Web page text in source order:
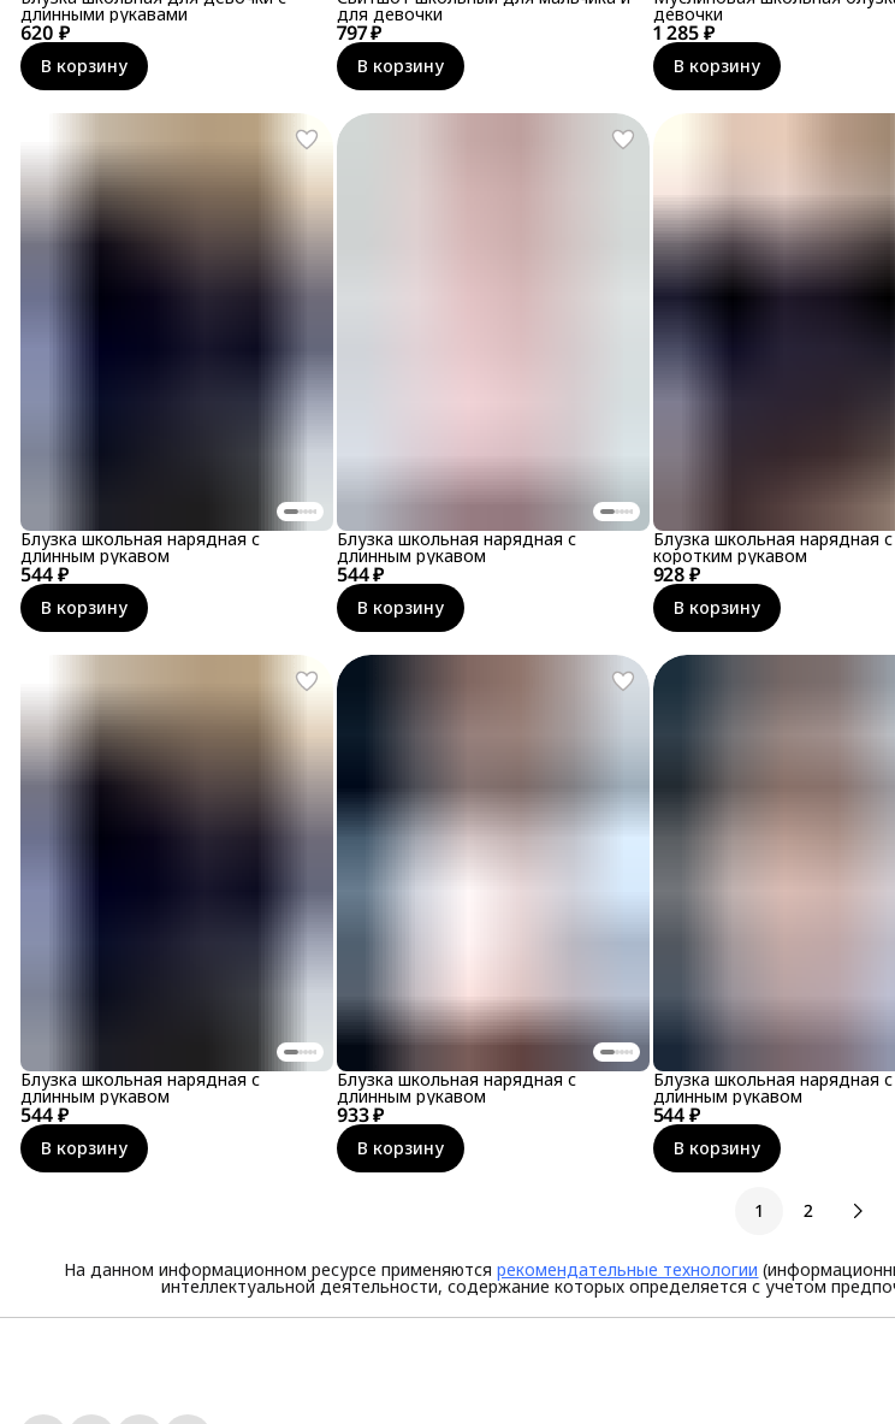
620 ₽
длинными рукавами
В корзину
797 ₽
для девочки
В корзину
1 285 ₽
девочки
В корзину
544 ₽
Блузка школьная нарядная с
длинным рукавом
В корзину
544 ₽
Блузка школьная нарядная с
длинным рукавом
В корзину
928 ₽
Блузка школьная нарядная с
коротким рукавом
В корзину
544 ₽
Блузка школьная нарядная с
длинным рукавом
В корзину
933 ₽
Блузка школьная нарядная с
длинным рукавом
В корзину
544 ₽
Блузка школьная нарядная с
длинным рукавом
В корзину
1 2
На данном информационном ресурсе применяютсярекомендательные технологии
интеллектуальной деятельности, содержание которых определяется с учетом